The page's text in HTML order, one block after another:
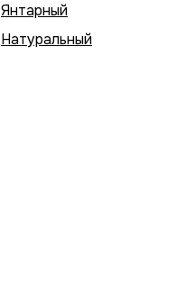
Янтарный
Натуральный